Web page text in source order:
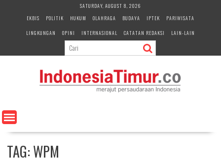
e
n
SATURDAY, AUGUST 8, 2026
EKBIS
POLITIK HUKUM OLAHRAGA BUDAYA IPTEK
PARIWISATA
LINGKUNGAN
OPINI INTERNASIONAL CATATAN REDAKSI LAIN-LAIN
TAG:WPM